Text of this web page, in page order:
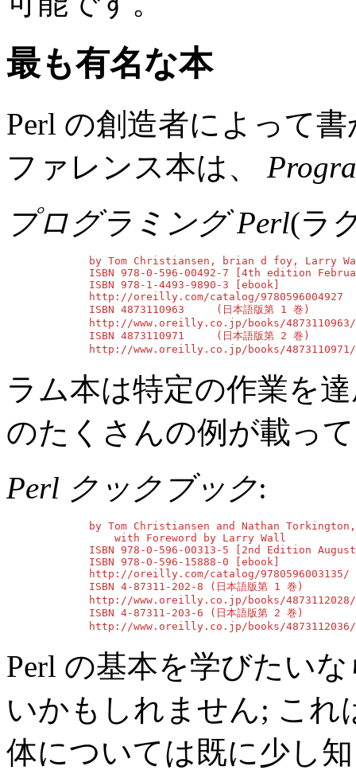
最も有名な本
Perl の創造者によって
ファレンス本は、
プログラミング Perl(ラ
by Tom Christiansen, brian d foy, Larry
ISBN 978-0-596-00492-7 [4th edition
        ISBN 978-1-4493-9890-3 [ebook]
        http://oreilly.com/catalog/9780596004927
        ISBN 4873110963     (日本語版第 1 巻)
        http://www.oreilly.co.jp/books/4873110963/
        ISBN 4873110971     (日本語版第 2 巻)
        http://www.oreilly.co.jp/books/4873110971/
ラム本は特定の作業を
のたくさんの例が載っ
Perl クックブック:
        by Tom Christiansen and Nathan Torkington,
            with Foreword by Larry Wall
ISBN 978-0-596-00313-5 [2nd Edition
        ISBN 978-0-596-15888-0 [ebook]
        http://oreilly.com/catalog/9780596003135/
        ISBN 4-87311-202-8 (日本語版第 1 巻)
        http://www.oreilly.co.jp/books/4873112028/
        ISBN 4-87311-203-6 (日本語版第 2 巻)
        http://www.oreilly.co.jp/books/4873112036/
Perl の基本を学びたい
いかもしれません; こ
体については既に少し